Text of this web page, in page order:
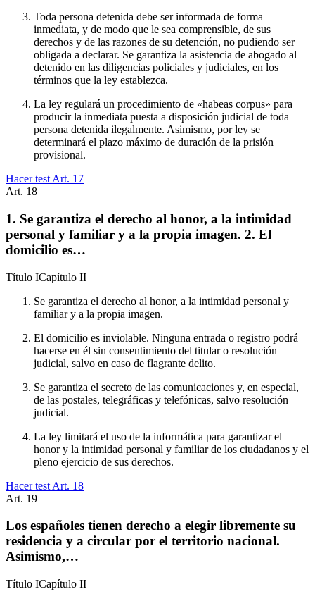
Toda persona detenida debe ser informada de forma
inmediata, y de modo que le sea comprensible, de sus
derechos y de las razones de su detención, no pudiendo ser
obligada a declarar. Se garantiza la asistencia de abogado al
detenido en las diligencias policiales y judiciales, en los
términos que la ley establezca.
La ley regulará un procedimiento de «habeas corpus» para
producir la inmediata puesta a disposición judicial de toda
persona detenida ilegalmente. Asimismo, por ley se
determinará el plazo máximo de duración de la prisión
provisional.
Hacer test Art. 17
Art. 18
1. Se garantiza el derecho al honor, a la intimidad
personal y familiar y a la propia imagen. 2. El
domicilio es…
Título ICapítulo II
Se garantiza el derecho al honor, a la intimidad personal y
familiar y a la propia imagen.
El domicilio es inviolable. Ninguna entrada o registro podrá
hacerse en él sin consentimiento del titular o resolución
judicial, salvo en caso de flagrante delito.
Se garantiza el secreto de las comunicaciones y, en especial,
de las postales, telegráficas y telefónicas, salvo resolución
judicial.
La ley limitará el uso de la informática para garantizar el
honor y la intimidad personal y familiar de los ciudadanos y el
pleno ejercicio de sus derechos.
Hacer test Art. 18
Art. 19
Los españoles tienen derecho a elegir libremente su
residencia y a circular por el territorio nacional.
Asimismo,…
Título ICapítulo II